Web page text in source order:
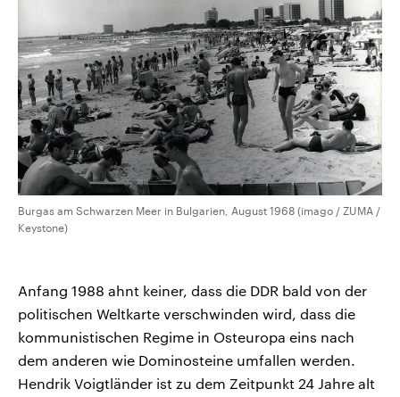
Burgas am Schwarzen Meer in Bulgarien, August 1968 (imago / ZUMA /
Keystone)
Anfang 1988 ahnt keiner, dass die DDR bald von der
politischen Weltkarte verschwinden wird, dass die
kommunistischen Regime in Osteuropa eins nach
dem anderen wie Dominosteine umfallen werden.
Hendrik Voigtländer ist zu dem Zeitpunkt 24 Jahre alt